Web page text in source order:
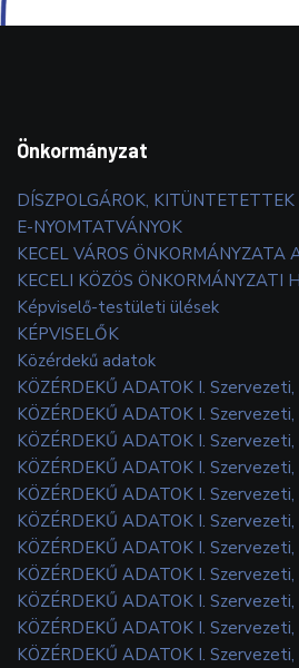
Önkormányzat
DÍSZPOLGÁROK, KITÜNTETETTEK
E-NYOMTATVÁNYOK
KECEL VÁROS ÖNKORMÁNYZATA
KECELI KÖZÖS ÖNKORMÁNYZATI
Képviselő-testületi ülések
KÉPVISELŐK
Közérdekű adatok
KÖZÉRDEKŰ ADATOK I.
KÖZÉRDEKŰ ADATOK I.
KÖZÉRDEKŰ ADATOK I.
KÖZÉRDEKŰ ADATOK I.
KÖZÉRDEKŰ ADATOK I.
KÖZÉRDEKŰ ADATOK I.
KÖZÉRDEKŰ ADATOK I.
KÖZÉRDEKŰ ADATOK I.
KÖZÉRDEKŰ ADATOK I.
KÖZÉRDEKŰ ADATOK I.
KÖZÉRDEKŰ ADATOK I.